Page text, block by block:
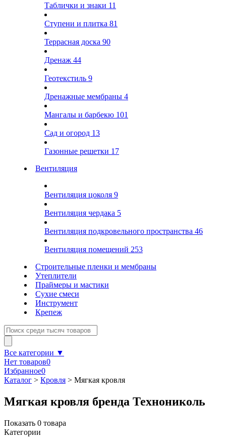
Таблички и знаки 11
Ступени и плитка 81
Террасная доска 90
Дренаж 44
Геотекстиль 9
Дренажные мембраны 4
Мангалы и барбекю 101
Сад и огород 13
Газонные решетки 17
Вентиляция
Вентиляция цоколя 9
Вентиляция чердака 5
Вентиляция подкровельного пространства 46
Вентиляция помещений 253
Строительные пленки и мембраны
Утеплители
Праймеры и мастики
Сухие смеси
Инструмент
Крепеж
Все категории ▼
Нет товаров0
Избранное0
Каталог > Кровля > Мягкая кровля
Мягкая кровля бренда Технониколь
Показать 0 товара
Категории